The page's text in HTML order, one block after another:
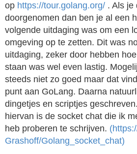
op https://tour.golang.org/ . Als je
doorgenomen dan ben je al een
volgende uitdaging was om een
omgeving op te zetten. Dit was
uitdaging, zeker door hebben
staan was wel even lastig.
steeds niet zo goed maar dat
punt aan GoLang. Daarna
dingetjes en scriptjes
hiervan is de socket chat die ik
heb proberen te schrijven.
Grashoff/Golang_socket_chat)